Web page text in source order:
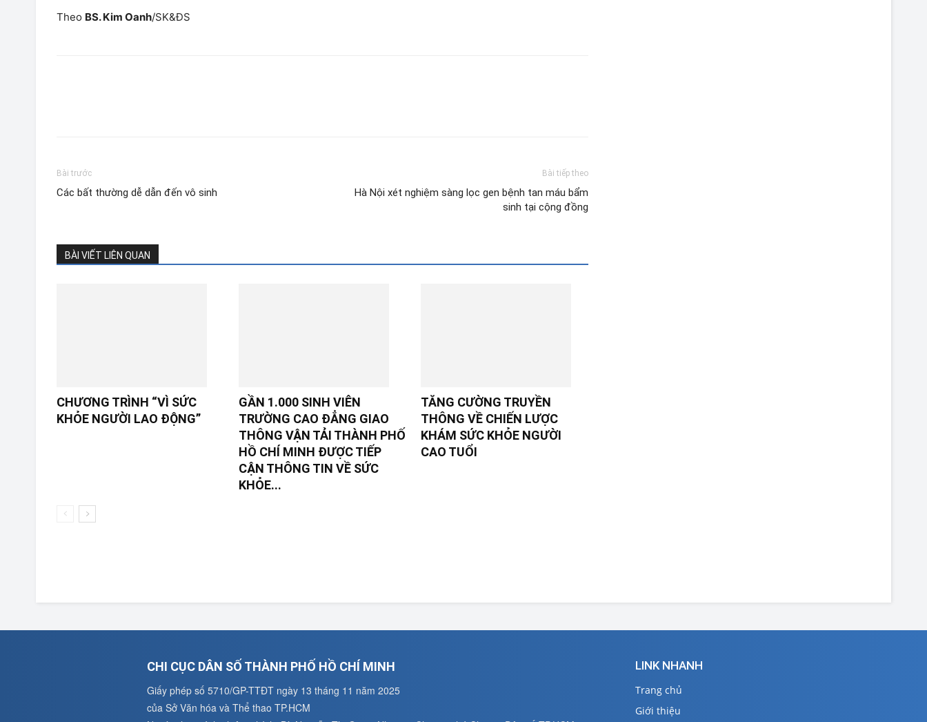
Theo BS. Kim Oanh/SK&ĐS
Bài trước
Các bất thường dễ dẫn đến vô sinh
Bài tiếp theo
Hà Nội xét nghiệm sàng lọc gen bệnh tan máu bẩm
sinh tại cộng đồng
BÀI VIẾT LIÊN QUAN
CHƯƠNG TRÌNH “VÌ SỨC
KHỎE NGƯỜI LAO ĐỘNG”
GẦN 1.000 SINH VIÊN
TRƯỜNG CAO ĐẲNG GIAO
THÔNG VẬN TẢI THÀNH PHỐ
HỒ CHÍ MINH ĐƯỢC TIẾP
CẬN THÔNG TIN VỀ SỨC
KHỎE...
TĂNG CƯỜNG TRUYỀN
THÔNG VỀ CHIẾN LƯỢC
KHÁM SỨC KHỎE NGƯỜI
CAO TUỔI
CHI CỤC DÂN SỐ THÀNH PHỐ HỒ CHÍ MINH
Giấy phép số 5710/GP-TTĐT ngày 13 tháng 11 năm 2025
của Sở Văn hóa và Thể thao TP.HCM
LINK NHANH
Trang chủ
Giới thiệu